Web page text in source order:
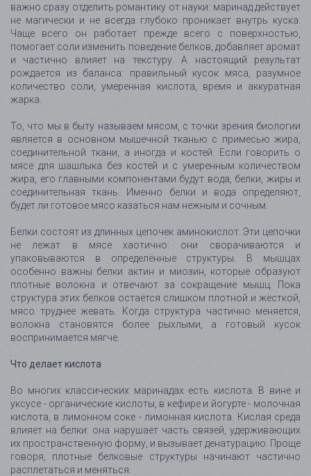
важно сразу отделить романтику от науки: маринад действует
не магически и не всегда глубоко проникает внутрь куска.
Чаще всего он работает прежде всего с поверхностью,
помогает соли изменить поведение белков, добавляет аромат
и частично влияет на текстуру. А настоящий результат
рождается из баланса: правильный кусок мяса, разумное
количество соли, умеренная кислота, время и аккуратная
жарка.
То, что мы в быту называем мясом, с точки зрения биологии
является в основном мышечной тканью с примесью жира,
соединительной ткани, а иногда и костей. Если говорить о
мясе для шашлыка без костей и с умеренным количеством
жира, его главными компонентами будут вода, белки, жиры и
соединительная ткань. Именно белки и вода определяют,
будет ли готовое мясо казаться нам нежным и сочным.
Белки состоят из длинных цепочек аминокислот. Эти цепочки
не лежат в мясе хаотично: они сворачиваются и
упаковываются в определённые структуры. В мышцах
особенно важны белки актин и миозин, которые образуют
плотные волокна и отвечают за сокращение мышц. Пока
структура этих белков остаётся слишком плотной и жёсткой,
мясо труднее жевать. Когда структура частично меняется,
волокна становятся более рыхлыми, а готовый кусок
воспринимается мягче.
Что делает кислота
Во многих классических маринадах есть кислота. В вине и
уксусе - органические кислоты, в кефире и йогурте - молочная
кислота, в лимонном соке - лимонная кислота. Кислая среда
влияет на белки: она нарушает часть связей, удерживающих
их пространственную форму, и вызывает денатурацию. Проще
говоря, плотные белковые структуры начинают частично
расплетаться и меняться.